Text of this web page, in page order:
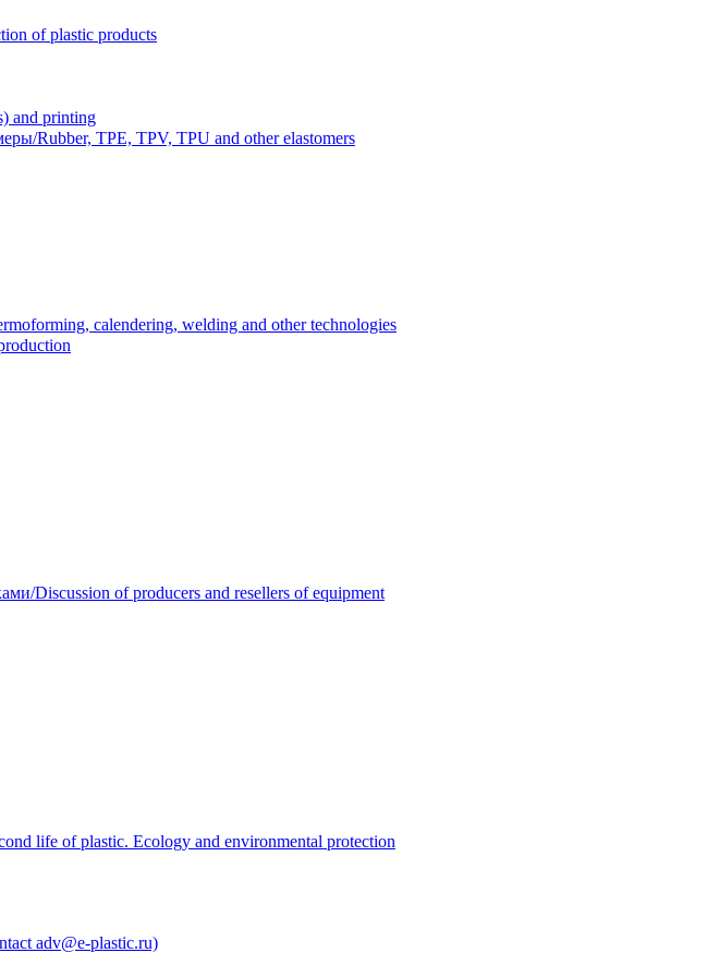
of plastic products
and printing
Rubber, TPE, TPV, TPU and other elastomers
calendering, welding and other technologies
Discussion of producers and resellers of equipment
life of plastic. Ecology and environmental protection
adv@e-plastic.ru)